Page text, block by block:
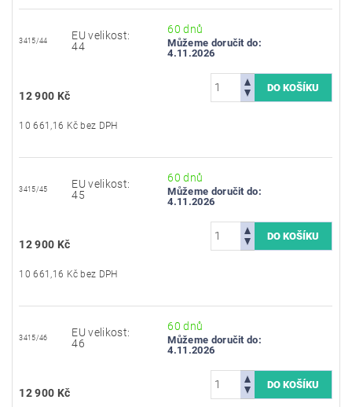
3415/44
EU velikost:
44
60 dnů
Můžeme doručit do:
4.11.2026
12 900 Kč
10 661,16 Kč bez DPH
3415/45
EU velikost:
45
60 dnů
Můžeme doručit do:
4.11.2026
12 900 Kč
10 661,16 Kč bez DPH
3415/46
EU velikost:
46
60 dnů
Můžeme doručit do:
4.11.2026
12 900 Kč